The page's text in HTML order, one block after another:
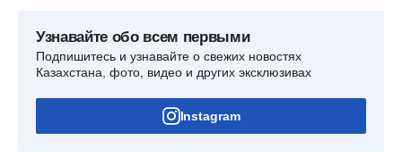
Узнавайте обо всем первыми
Подпишитесь и узнавайте о свежих новостях
Казахстана, фото, видео и других эксклюзивах
Instagram